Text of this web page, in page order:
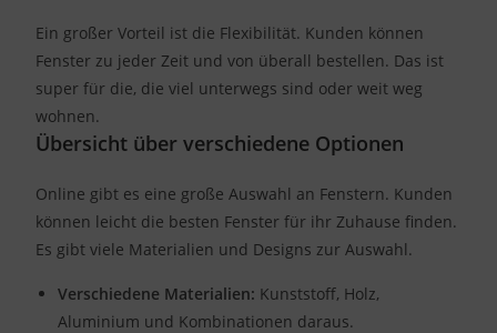
Ein großer Vorteil ist die Flexibilität. Kunden können
Fenster zu jeder Zeit und von überall bestellen. Das ist
super für die, die viel unterwegs sind oder weit weg
wohnen.
Übersicht über verschiedene Optionen
Online gibt es eine große Auswahl an Fenstern. Kunden
können leicht die besten Fenster für ihr Zuhause finden.
Es gibt viele Materialien und Designs zur Auswahl.
Verschiedene Materialien: Kunststoff, Holz,
Aluminium und Kombinationen daraus.